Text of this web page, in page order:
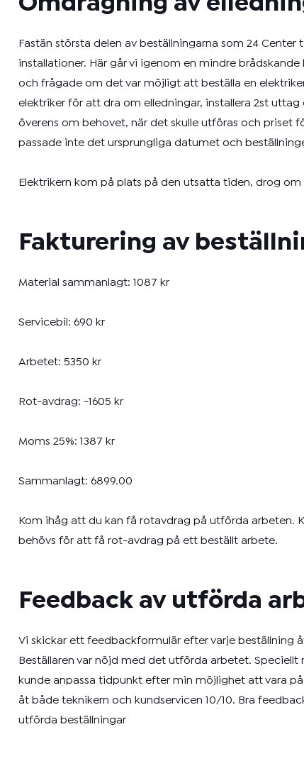
Omdragning av
Fastän största delen av beställningarna som 24
installationer. Här går vi igenom en mindre
och frågade om det var möjligt att beställa en
elektriker för att dra om elledningar, installera 2st
överens om behovet, när det skulle utföras och priset
passade inte det ursprungliga datumet och
Elektrikern kom på plats på den utsatta tiden, drog
Fakturering av
Material sammanlagt: 1087 kr
Servicebil: 690 kr
Arbetet: 5350 kr
Rot-avdrag: -1605 kr
Moms 25%: 1387 kr
Sammanlagt: 6899.00
Kom ihåg att du kan få rotavdrag på utförda arbeten.
behövs för att få rot-avdrag på ett beställt arbete.
Feedback av utförda
Vi skickar ett feedbackformulär efter varje beställning
Beställaren var nöjd med det utförda arbetet.
kunde anpassa tidpunkt efter min möjlighet att vara
åt både teknikern och kundservicen 10/10. Bra
utförda beställningar